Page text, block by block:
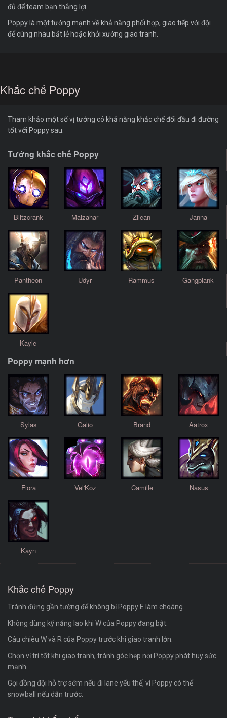
đủ để team bạn thắng lợi.
Poppy là một tướng mạnh về khả năng phối hợp, giao tiếp với đội
để cùng nhau bắt lẻ hoặc khởi xướng giao tranh.
Khắc chế Poppy
Tham khảo một số vị tướng có khả năng khắc chế đối đầu đi đường
tốt với Poppy sau.
Tướng khắc chế Poppy
Blitzcrank Malzahar Zilean Janna
Pantheon Udyr Rammus Gangplank
Kayle
Poppy mạnh hơn
Sylas Galio Brand Aatrox
Fiora Vel'Koz Camille Nasus
Kayn
Khắc chế Poppy
Tránh đứng gần tường để không bị Poppy E làm choáng.
Không dùng kỹ năng lao khi W của Poppy đang bật.
Câu chiêu W và R của Poppy trước khi giao tranh lớn.
Chọn vị trí tốt khi giao tranh, tránh góc hẹp nơi Poppy phát huy sức
mạnh.
Gọi đồng đội hỗ trợ sớm nếu đi lane yếu thế, vì Poppy có thể
snowball nếu dẫn trước.